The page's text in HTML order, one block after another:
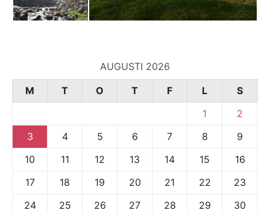
AUGUSTI 2026
M
T O T F L
S
1
2
3
4 5 6 7 8
9
10
11 12 13 14 15
16
17
18 19 20 21 22
23
24
25 26 27 28 29
30